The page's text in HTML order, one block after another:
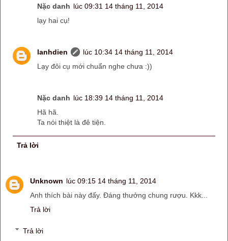
Nặc danh lúc 09:31 14 tháng 11, 2014
lạy hai cụ!
lanhdien
lúc 10:34 14 tháng 11, 2014
Lạy đôi cụ mới chuẩn nghe chưa :))
Nặc danh lúc 18:39 14 tháng 11, 2014
Hã hã.
Ta nói thiệt là đê tiện.
Trả lời
Unknown lúc 09:15 14 tháng 11, 2014
Anh thích bài này đấy. Đáng thưởng chung rượu. Kkk...
Trả lời
Trả lời